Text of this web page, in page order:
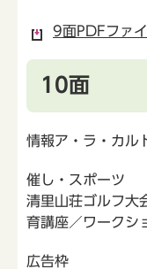
9面PDFファ
10面
情報ア・ラ・カル
催し・スポーツ
清里山荘ゴルフ
育講座／ワークシ
広告枠